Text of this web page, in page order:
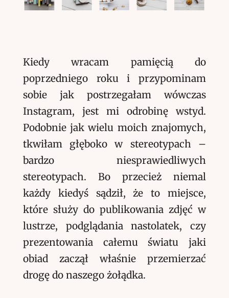
Kiedy wracam pamięcią do
poprzedniego roku i przypominam
sobie jak postrzegałam wówczas
Instagram, jest mi odrobinę wstyd.
Podobnie jak wielu moich znajomych,
tkwiłam głęboko w stereotypach –
bardzo niesprawiedliwych
stereotypach. Bo przecież niemal
każdy kiedyś sądził, że to miejsce,
które służy do publikowania zdjęć w
lustrze, podglądania nastolatek, czy
prezentowania całemu światu jaki
obiad zaczął właśnie przemierzać
drogę do naszego żołądka.